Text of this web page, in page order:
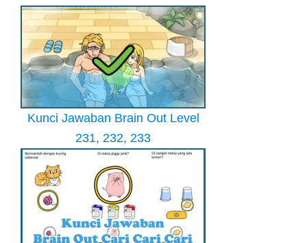
Kunci Jawaban Brain Out Level
231, 232, 233